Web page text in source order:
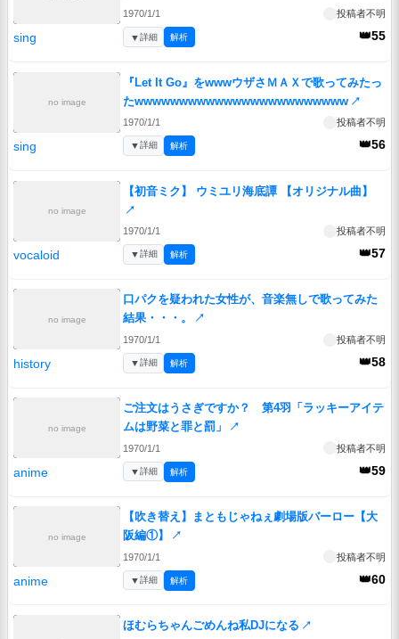
1970/1/1 投稿者不明
sing 👑55
▼詳細 解析
no image
『Let It Go』をwwwウザさＭＡＸで歌ってみたっ
たwwwwwwwwwwwwwwwwwwwwwwww ↗
1970/1/1 投稿者不明
sing 👑56
▼詳細 解析
no image
【初音ミク】 ウミユリ海底譚 【オリジナル曲】
↗
1970/1/1 投稿者不明
vocaloid 👑57
▼詳細 解析
no image
口パクを疑われた女性が、音楽無しで歌ってみた
結果・・・。
↗
1970/1/1 投稿者不明
history 👑58
▼詳細 解析
no image
ご注文はうさぎですか？ 第4羽「ラッキーアイテ
ムは野菜と罪と罰」
↗
1970/1/1 投稿者不明
anime 👑59
▼詳細 解析
no image
【吹き替え】まともじゃねぇ劇場版バーロー【大
阪編①】
↗
1970/1/1 投稿者不明
anime 👑60
▼詳細 解析
ほむらちゃんごめんね私DJになる ↗